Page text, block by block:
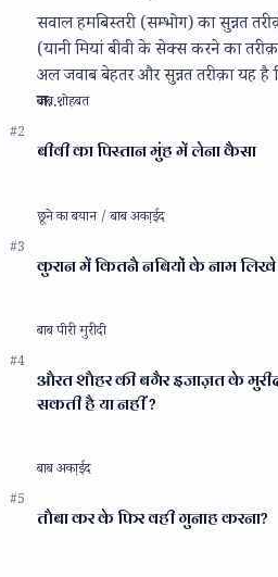
सवाल हमबिस्तरी (सम्भोग) का सुन्नत तरीक़ा क्या है,
(यानी मियां बीवी के सेक्स करने का
अल जवाब बेहतर और सुन्नत तरीक़ा यह है कि क़ब्ल
ज…
बीवी का पिस्तान मुंह में लेना कैसा
कुरान में कितनै नबियों के नाम लिखे
औरत शौहर की बगैर इजाज़त के
सकती है या नहीं ?
तौबा कर के फिर वही गुनाह करना?